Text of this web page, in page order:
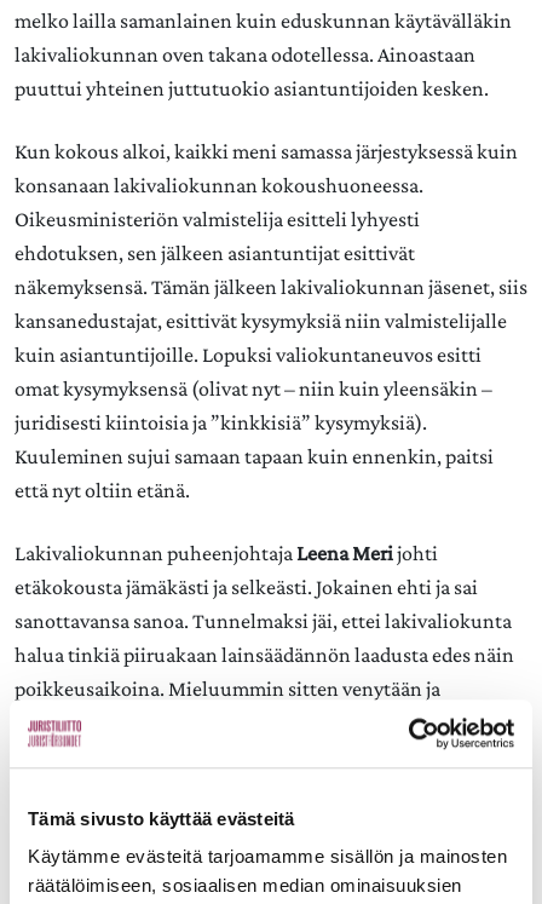
Tämä sivusto käyttää evästeitä
Käytämme evästeitä tarjoamamme sisällön ja mainosten
räätälöimiseen, sosiaalisen median ominaisuuksien
melko lailla samanlainen kuin eduskunnan käytävälläkin
lakivaliokunnan oven takana odotellessa. Ainoastaan
puuttui yhteinen juttutuokio asiantuntijoiden kesken.
Kun kokous alkoi, kaikki meni samassa järjestyksessä kuin
konsanaan lakivaliokunnan kokoushuoneessa.
Oikeusministeriön valmistelija esitteli lyhyesti
ehdotuksen, sen jälkeen asiantuntijat esittivät
näkemyksensä. Tämän jälkeen lakivaliokunnan jäsenet, siis
kansanedustajat, esittivät kysymyksiä niin valmistelijalle
kuin asiantuntijoille. Lopuksi valiokuntaneuvos esitti
omat kysymyksensä (olivat nyt – niin kuin yleensäkin –
juridisesti kiintoisia ja ”kinkkisiä” kysymyksiä).
Kuuleminen sujui samaan tapaan kuin ennenkin, paitsi
että nyt oltiin etänä.
Lakivaliokunnan puheenjohtajaLeena Merijohti
etäkokousta jämäkästi ja selkeästi. Jokainen ehti ja sai
sanottavansa sanoa. Tunnelmaksi jäi, ettei lakivaliokunta
halua tinkiä piiruakaan lainsäädännön laadusta edes näin
poikkeusaikoina. Mieluummin sitten venytään ja
keksitään uusia toimintatapoja, jotta kiireestä huolimatta
Toinen, vielä merkittävämpi seikka on se, että Suomi ei ole
lähtenyt oikomaan lainkäytön pohjaa kohti hallinnollisen
ohjauksen korostamista. Jos esimerkiksi ulosottoon